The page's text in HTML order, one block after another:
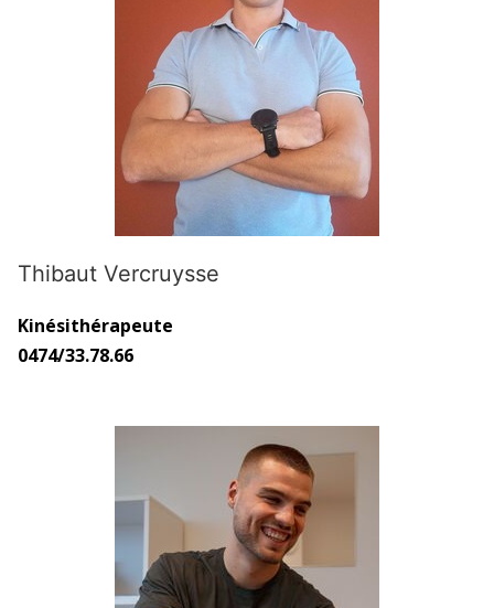
Thibaut Vercruysse
Kinésithérapeute
0474/33.78.66